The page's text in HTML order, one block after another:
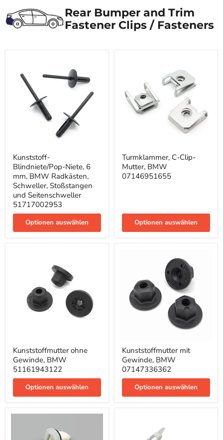
Rear Bumper and Trim
Fastener Clips / Fasteners
Blindniete/Pop-
Niete,
6
mm,
BMW
Radkästen,
Schweller,
Stoßstangen
Seitenschweller
Kunststoff-
Blindniete/Pop-Niete, 6
mm, BMW Radkästen,
Schweller, Stoßstangen
und Seitenschweller
51717002953
Optionen auswählen
C-
Clip-
Mutter,
Turmklammer, C-Clip-
Mutter, BMW
07146951655
Optionen auswählen
ohne
Gewinde,
BMW
51161943122
Kunststoffmutter ohne
Gewinde, BMW
51161943122
Optionen auswählen
mit
Gewinde,
BMW
07147336362
Kunststoffmutter mit
Gewinde, BMW
07147336362
Optionen auswählen